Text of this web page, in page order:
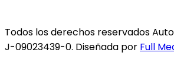
Todos los derechos reservados
J-09023439-0. Diseñada por Full